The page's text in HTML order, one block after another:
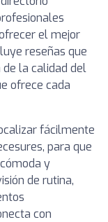
el mejor
reseñas que
la calidad del
ofrece cada
fácilmente
para que
y
de rutina,
con